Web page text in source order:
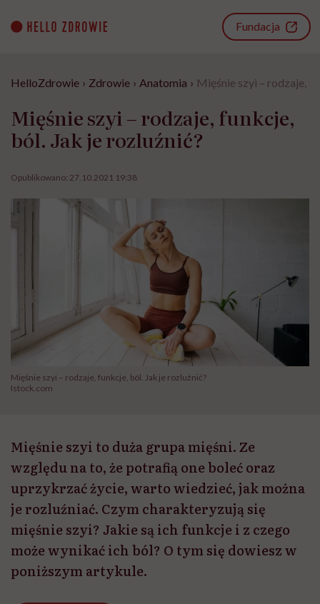
content
Fundacja
HelloZdrowie › Zdrowie › Anatomia › Mięśnie szyi – rodzaje,
Mięśnie szyi – rodzaje, funkcje,
ból. Jak je rozluźnić?
Opublikowano: 27.10.2021 19:38
Mięśnie szyi – rodzaje, funkcje, ból. Jak je rozluźnić?
Istock.com
Mięśnie szyi to duża grupa mięśni. Ze
względu na to, że potrafią one boleć oraz
uprzykrzać życie, warto wiedzieć, jak można
je rozluźniać. Czym charakteryzują się
mięśnie szyi? Jakie są ich funkcje i z czego
może wynikać ich ból? O tym się dowiesz w
poniższym artykule.